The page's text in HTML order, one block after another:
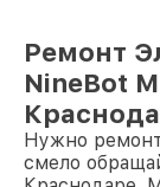
Ремонт
NineBot
Нужно
смело